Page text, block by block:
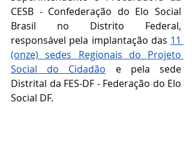
CESB - Confederação do Elo Social
Brasil no Distrito Federal,
responsável pela implantação das 11
(onze) sedes Regionais do Projeto
Social do Cidadão e pela sede
Distrital da FES-DF - Federação do Elo
Social DF.